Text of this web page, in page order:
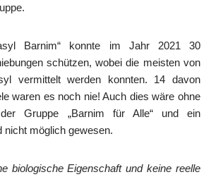
Barnim“ konnte im Jahr 2021 30
schützen, wobei die meisten von
vermittelt werden konnten. 14 davon
waren es noch nie! Auch dies wäre ohne
Gruppe „Barnim für Alle“ und ein
nicht möglich gewesen.
biologische Eigenschaft und keine reelle